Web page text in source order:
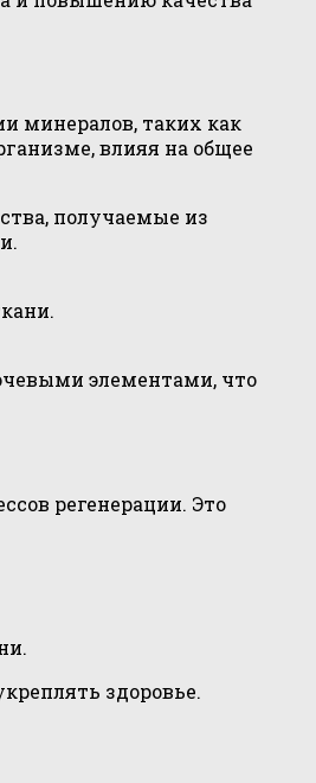
минералов, таких как
влияя на общее
получаемые из
элементами, что
регенерации. Это
здоровье.